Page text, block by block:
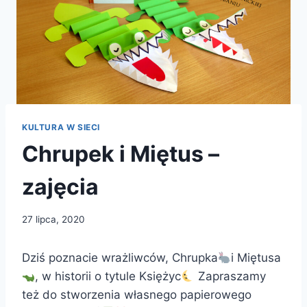
KULTURA W SIECI
Chrupek i Miętus –
zajęcia
27 lipca, 2020
Dziś poznacie wrażliwców, Chrupka
i Miętusa
, w historii o tytule Księżyc
Zapraszamy
też do stworzenia własnego papierowego